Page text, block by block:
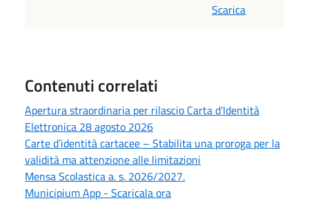
Scarica
Contenuti correlati
Apertura straordinaria per rilascio Carta d'Identità
Elettronica 28 agosto 2026
Carte d’identità cartacee – Stabilita una proroga per la
validità ma attenzione alle limitazioni
Mensa Scolastica a. s. 2026/2027.
Municipium App - Scaricala ora